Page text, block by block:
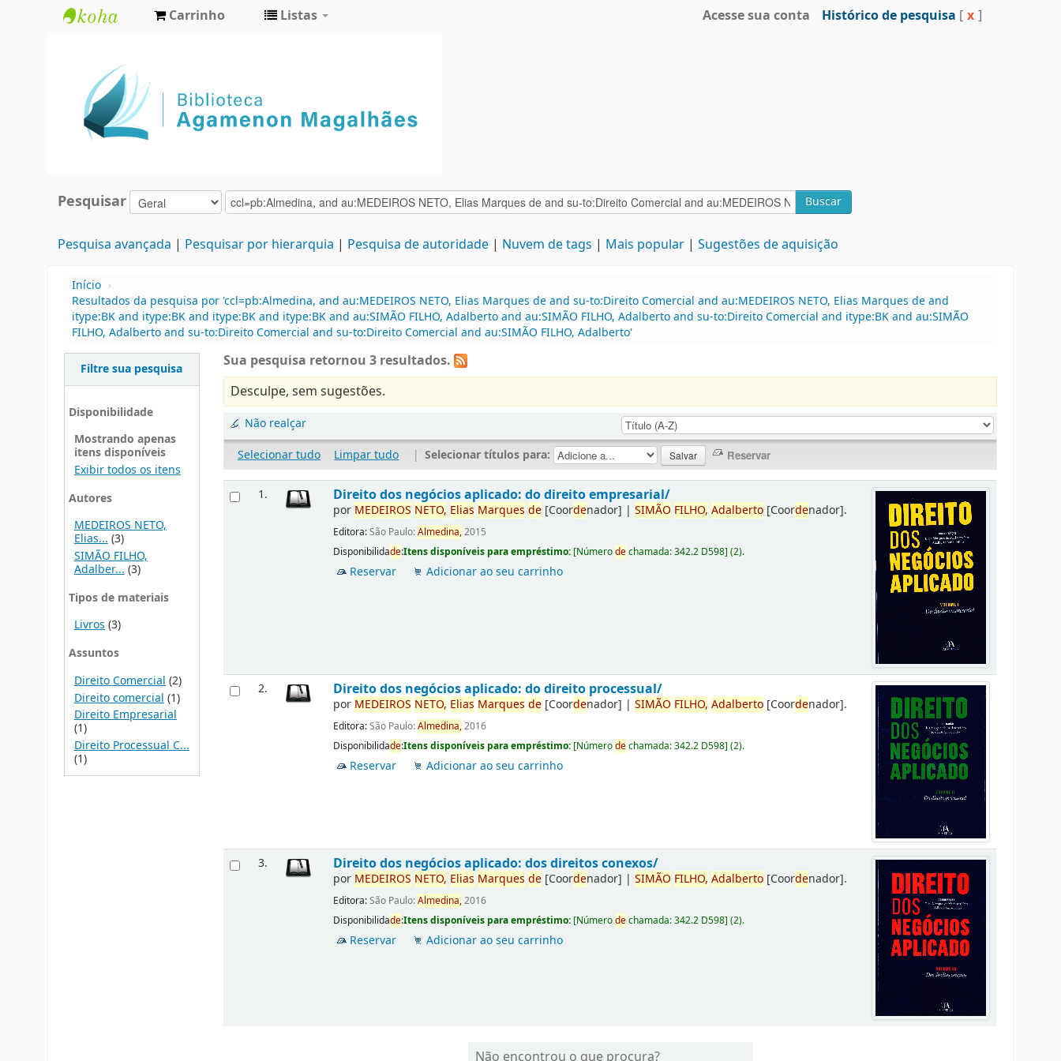
Agamenon
Magalhães
Carrinho Listas Acesse sua conta Histórico de pesquisa [ x ]
Pesquisar Buscar
Pesquisa avançada Pesquisar por hierarquia Pesquisa de autoridade Nuvem de tags Mais popular Sugestões de aquisição
Início ›
Resultados da pesquisa por 'ccl=pb:Almedina, and au:MEDEIROS NETO, Elias Marques de and su-to:Direito Comercial and au:MEDEIROS NETO, Elias Marques de and
itype:BK and itype:BK and itype:BK and itype:BK and au:SIMÃO FILHO, Adalberto and au:SIMÃO FILHO, Adalberto and su-to:Direito Comercial and itype:BK and au:SIMÃO
FILHO, Adalberto and su-to:Direito Comercial and su-to:Direito Comercial and au:SIMÃO FILHO, Adalberto'
Filtre sua pesquisa
Disponibilidade
Mostrando apenas
itens disponíveis
Exibir todos os itens
Autores
MEDEIROS NETO,
Elias...(3)
SIMÃO FILHO,
Adalber... (3)
Tipos de materiais
Livros(3)
Assuntos
Direito Comercial (2)
Direito comercial (1)
Direito Empresarial
(1)
Direito Processual C...
(1)
Sua pesquisa retornou 3 resultados.
Desculpe, sem sugestões.
Não realçar
Selecionar tudo
Limpar tudo | Selecionar títulos para:
1. Direito dos negócios aplicado: do direito empresarial/
por MEDEIROS NETO, Elias Marques de [Coordenador] |SIMÃO FILHO, Adalberto [Coordenador].
Editora:São Paulo:Almedina,2015
Disponibilidade:Itens disponíveis para empréstimo: [Númerodechamada:342.2 D598](2).
Reservar Adicionar ao seu carrinho
2. Direito dos negócios aplicado: do direito processual/
por MEDEIROS NETO, Elias Marques de [Coordenador] |SIMÃO FILHO, Adalberto [Coordenador].
Editora:São Paulo:Almedina,2016
Disponibilidade:Itens disponíveis para empréstimo: [Númerodechamada:342.2 D598](2).
Reservar Adicionar ao seu carrinho
3. Direito dos negócios aplicado: dos direitos conexos/
por MEDEIROS NETO, Elias Marques de [Coordenador] |SIMÃO FILHO, Adalberto [Coordenador].
Editora:São Paulo:Almedina,2016
Disponibilidade:Itens disponíveis para empréstimo: [Númerodechamada:342.2 D598](2).
Reservar Adicionar ao seu carrinho